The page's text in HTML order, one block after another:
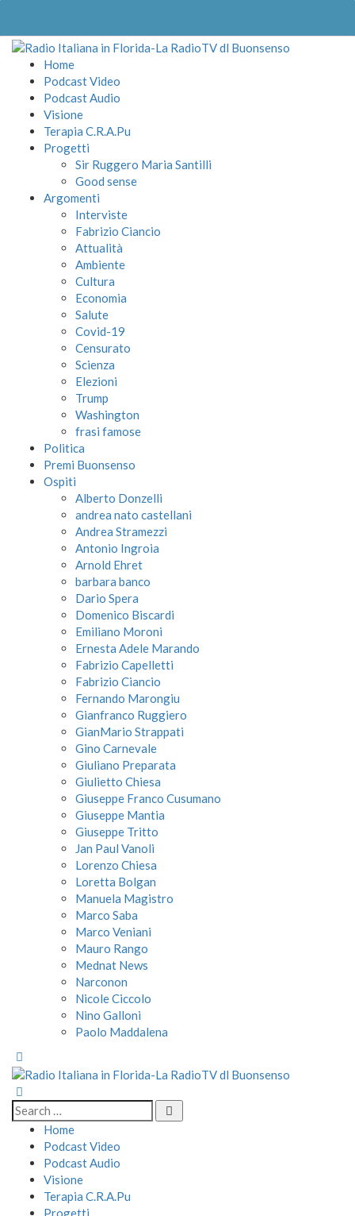
Home
Podcast Video
Podcast Audio
Visione
Terapia C.R.A.Pu
Progetti
Sir Ruggero Maria Santilli
Good sense
Argomenti
Interviste
Fabrizio Ciancio
Attualità
Ambiente
Cultura
Economia
Salute
Covid-19
Censurato
Scienza
Elezioni
Trump
Washington
frasi famose
Politica
Premi Buonsenso
Ospiti
Alberto Donzelli
andrea nato castellani
Andrea Stramezzi
Antonio Ingroia
Arnold Ehret
barbara banco
Dario Spera
Domenico Biscardi
Emiliano Moroni
Ernesta Adele Marando
Fabrizio Capelletti
Fabrizio Ciancio
Fernando Marongiu
Gianfranco Ruggiero
GianMario Strappati
Gino Carnevale
Giuliano Preparata
Giulietto Chiesa
Giuseppe Franco Cusumano
Giuseppe Mantia
Giuseppe Tritto
Jan Paul Vanoli
Lorenzo Chiesa
Loretta Bolgan
Manuela Magistro
Marco Saba
Marco Veniani
Mauro Rango
Mednat News
Narconon
Nicole Ciccolo
Nino Galloni
Paolo Maddalena
Home
Podcast Video
Podcast Audio
Visione
Terapia C.R.A.Pu